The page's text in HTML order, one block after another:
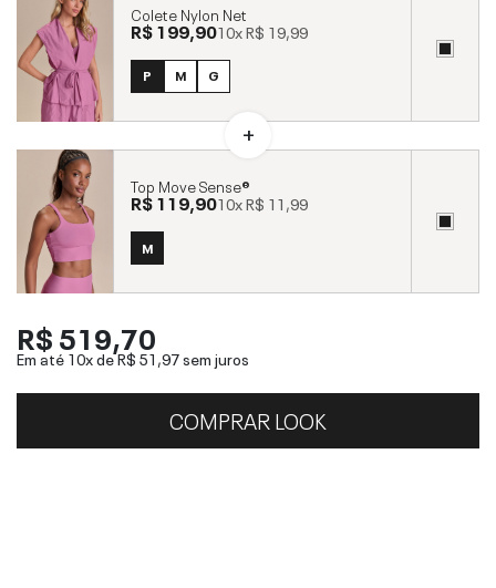
Colete Nylon Net
R$ 199,9010xR$ 19,99
P M G
Top Move Sense®
R$ 119,9010xR$ 11,99
M
R$ 519,70
Em até 10x deR$ 51,97sem juros
COMPRAR LOOK